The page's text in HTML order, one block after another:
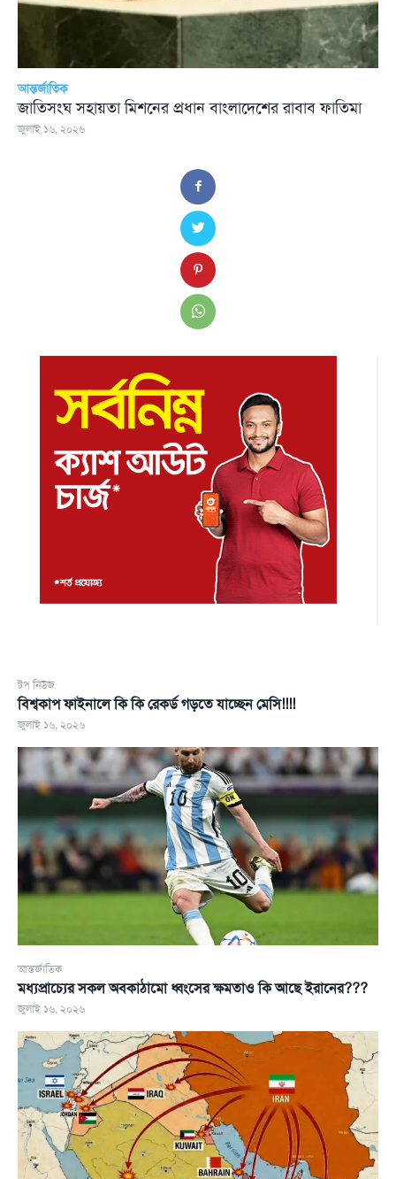
টপ নিউজ
বিশ্বকাপ ফাইনালে কি কি রেকর্ড গড়তে যাচ্ছেন মেসি!!!!
জুলাই ১৬, ২০২৬
আন্তর্জাতিক
মধ্যপ্রাচ্যের সকল অবকাঠামো ধ্বংসের ক্ষমতাও কি আছে ইরানের???
জুলাই ১৬, ২০২৬
আন্তর্জাতিক
জাতিসংঘ সহায়তা মিশনের প্রধান বাংলাদেশের রাবাব ফাতিমা
জুলাই ১৬, ২০২৬